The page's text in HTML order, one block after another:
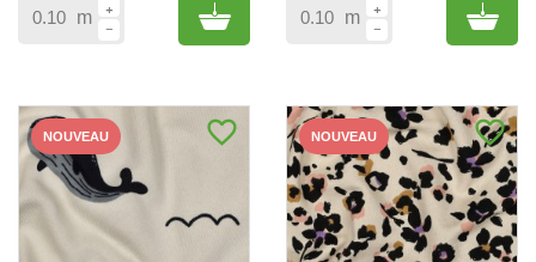
m Add to cart m Add
favorite_border
NOUVEAU favorite_border
NOUVEAU